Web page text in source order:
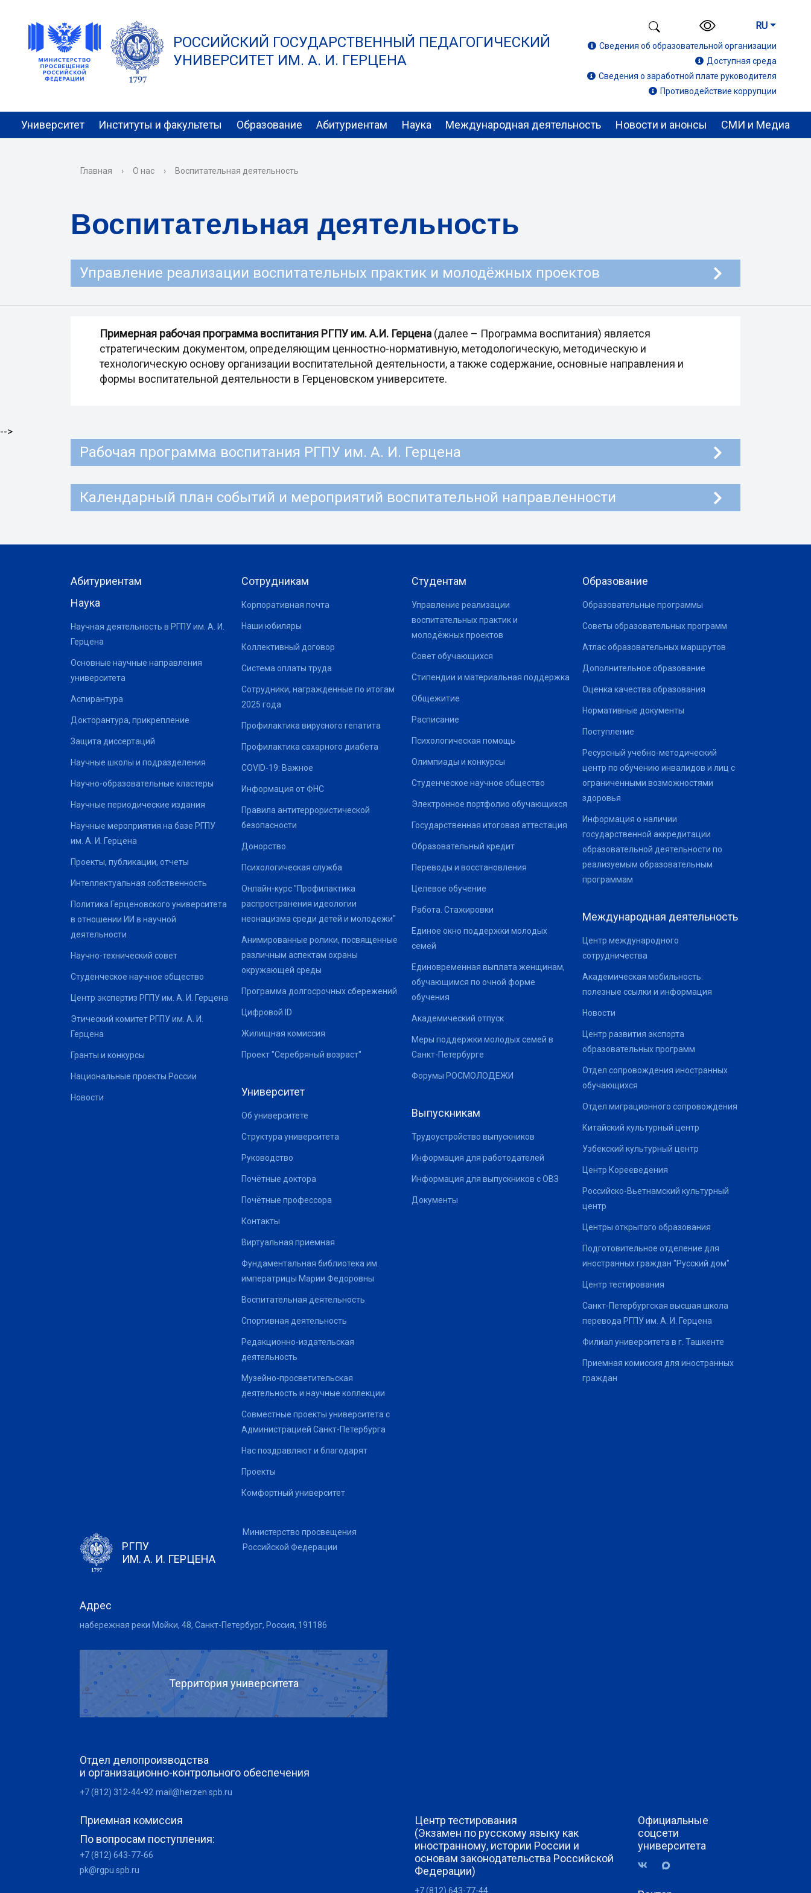
РОССИЙСКИЙ ГОСУДАРСТВЕННЫЙ ПЕДАГОГИЧЕСКИЙ
УНИВЕРСИТЕТ ИМ. А. И. ГЕРЦЕНА
RU
Сведения об образовательной организации
Доступная среда
Сведения о заработной плате руководителя
Противодействие коррупции
Университет Институты и факультеты Образование Абитуриентам Наука Международная деятельность Новости и анонсы СМИ и Медиа
Главная › О нас › Воспитательная деятельность
Воспитательная деятельность
Управление реализации воспитательных практик и молодёжных проектов
Примерная рабочая программа воспитания РГПУ им. А.И. Герцена (далее – Программа воспитания) является
стратегическим документом, определяющим ценностно-нормативную, методологическую, методическую и
технологическую основу организации воспитательной деятельности, а также содержание, основные направления и
формы воспитательной деятельности в Герценовском университете.
-->
Рабочая программа воспитания РГПУ им. А. И. Герцена
Календарный план событий и мероприятий воспитательной направленности
Абитуриентам
Наука
Научная деятельность в РГПУ им. А. И.
Герцена
Основные научные направления
университета
Аспирантура
Докторантура, прикрепление
Защита диссертаций
Научные школы и подразделения
Научно-образовательные кластеры
Научные периодические издания
Научные мероприятия на базе РГПУ
им. А. И. Герцена
Проекты, публикации, отчеты
Интеллектуальная собственность
Политика Герценовского университета
в отношении ИИ в научной
деятельности
Научно-технический совет
Студенческое научное общество
Центр экспертиз РГПУ им. А. И. Герцена
Этический комитет РГПУ им. А. И.
Герцена
Гранты и конкурсы
Национальные проекты России
Новости
Сотрудникам
Корпоративная почта
Наши юбиляры
Коллективный договор
Система оплаты труда
Сотрудники, награжденные по итогам
2025 года
Профилактика вирусного гепатита
Профилактика сахарного диабета
COVID-19: Важное
Информация от ФНС
Правила антитеррористической
безопасности
Донорство
Психологическая служба
Онлайн-курс "Профилактика
распространения идеологии
неонацизма среди детей и молодежи"
Анимированные ролики, посвященные
различным аспектам охраны
окружающей среды
Программа долгосрочных сбережений
Цифровой ID
Жилищная комиссия
Проект "Серебряный возраст"
Университет
Об университете
Структура университета
Руководство
Почётные доктора
Почётные профессора
Контакты
Виртуальная приемная
Фундаментальная библиотека им.
императрицы Марии Федоровны
Воспитательная деятельность
Спортивная деятельность
Редакционно-издательская
деятельность
Музейно-просветительская
деятельность и научные коллекции
Совместные проекты университета с
Администрацией Санкт-Петербурга
Нас поздравляют и благодарят
Проекты
Комфортный университет
Студентам
Управление реализации
воспитательных практик и
молодёжных проектов
Совет обучающихся
Стипендии и материальная поддержка
Общежитие
Расписание
Психологическая помощь
Олимпиады и конкурсы
Студенческое научное общество
Электронное портфолио обучающихся
Государственная итоговая аттестация
Образовательный кредит
Переводы и восстановления
Целевое обучение
Работа. Стажировки
Единое окно поддержки молодых
семей
Единовременная выплата женщинам,
обучающимся по очной форме
обучения
Академический отпуск
Меры поддержки молодых семей в
Санкт-Петербурге
Форумы РОСМОЛОДЕЖИ
Выпускникам
Трудоустройство выпускников
Информация для работодателей
Информация для выпускников с ОВЗ
Документы
Образование
Образовательные программы
Советы образовательных программ
Атлас образовательных маршрутов
Дополнительное образование
Оценка качества образования
Нормативные документы
Поступление
Ресурсный учебно-методический
центр по обучению инвалидов и лиц с
ограниченными возможностями
здоровья
Информация о наличии
государственной аккредитации
образовательной деятельности по
реализуемым образовательным
программам
Международная деятельность
Центр международного
сотрудничества
Академическая мобильность:
полезные ссылки и информация
Новости
Центр развития экспорта
образовательных программ
Отдел сопровождения иностранных
обучающихся
Отдел миграционного сопровождения
Китайский культурный центр
Узбекский культурный центр
Центр Корееведения
Российско-Вьетнамский культурный
центр
Центры открытого образования
Подготовительное отделение для
иностранных граждан "Русский дом"
Центр тестирования
Санкт-Петербургская высшая школа
перевода РГПУ им. А. И. Герцена
Филиал университета в г. Ташкенте
Приемная комиссия для иностранных
граждан
РГПУ
ИМ. А. И. ГЕРЦЕНА
Министерство просвещения
Российской Федерации
Адрес
набережная реки Мойки, 48, Санкт-Петербург, Россия, 191186
Территория университета
Отдел делопроизводства
и организационно-контрольного обеспечения
+7 (812) 312-44-92 mail@herzen.spb.ru
Приемная комиссия
По вопросам поступления:
+7 (812) 643-77-66
pk@rgpu.spb.ru
Центр тестирования
(Экзамен по русскому языку как
иностранному, истории России и
основам законодательства Российской
Федерации)
+7 (812) 643-77-44
Официальные
соцсети
университета